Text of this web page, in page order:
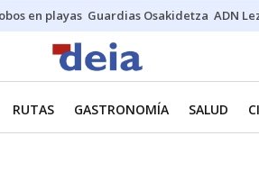
en playas Guardias Osakidetza ADN
RUTAS GASTRONOMÍA SALUD